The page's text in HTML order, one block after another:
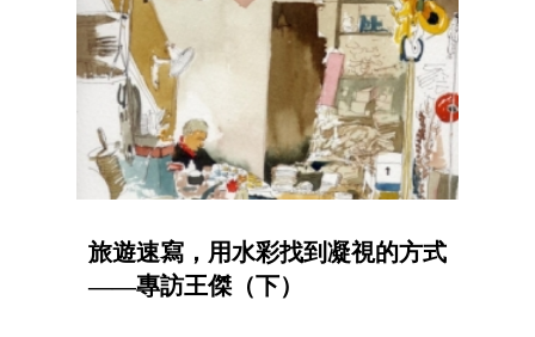
旅遊速寫，用水彩找到凝視的方式
——專訪王傑（下）